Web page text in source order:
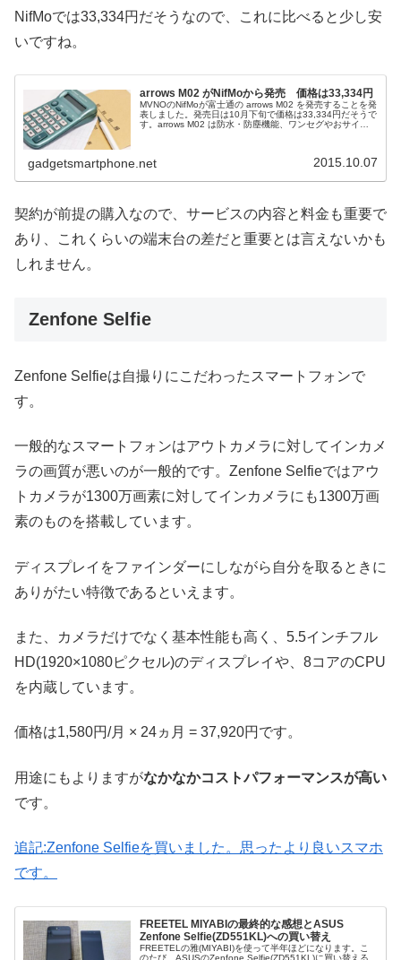
NifMoでは33,334円だそうなので、これに比べると少し安
いですね。
arrows M02 がNifMoから発売 価格は33,334円
MVNOのNifMoが富士通の arrows M02 を発売することを発
表しました。発売日は10月下旬で価格は33,334円だそうで
す。arrows M02 は防水・防塵機能、ワンセグやおサイフ
gadgetsmartphone.net 2015.10.07
契約が前提の購入なので、サービスの内容と料金も重要で
あり、これくらいの端末台の差だと重要とは言えないかも
しれません。
Zenfone Selfie
Zenfone Selfieは自撮りにこだわったスマートフォンで
す。
一般的なスマートフォンはアウトカメラに対してインカメ
ラの画質が悪いのが一般的です。Zenfone Selfieではアウ
トカメラが1300万画素に対してインカメラにも1300万画
素のものを搭載しています。
ディスプレイをファインダーにしながら自分を取るときに
ありがたい特徴であるといえます。
また、カメラだけでなく基本性能も高く、5.5インチフル
HD(1920×1080ピクセル)のディスプレイや、8コアのCPU
を内蔵しています。
価格は1,580円/月 × 24ヵ月 = 37,920円です。
用途にもよりますがなかなかコストパフォーマンスが高い
です。
追記:Zenfone Selfieを買いました。思ったより良いスマホ
です。
FREETEL MIYABIの最終的な感想とASUS
Zenfone Selfie(ZD551KL)への買い替え
FREETELの雅(MIYABI)を使って半年ほどになります。こ
のたび、ASUSのZenfone Selfie(ZD551KL)に買い替える